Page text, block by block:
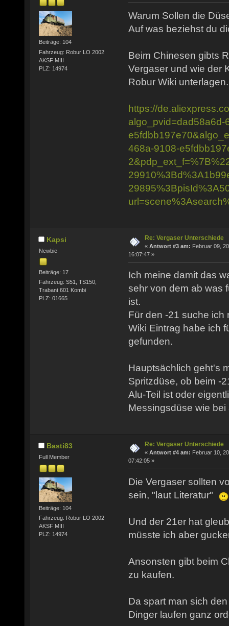
Beiträge: 104
Fahrzeug: Robur LO 2002
AKSF MIII
PLZ: 14974
Warum Sollen die
Auf was beziehst du
Beim Chinesen gibts
Vergaser und wie der
Robur Wiki unterlagen.
https://
algo_pvid=dad58a6d-
468a-9108-
Kapsi
Newbie
Beiträge: 17
Fahrzeug: S51, TS150,
Trabant 601 Kombi
PLZ: 01665
Re: Vergaser Unterschiede
« Antwort #3 am: Februar 09,
16:07:47 »
Ich meine damit das
sehr von dem ab was
ist.
Für den -21 suche ich
Wiki Eintrag habe ich
gefunden.
Hauptsächlich geht's
Spritzdüse, ob beim -
Alu-Teil ist oder
Messingsdüse wie
Basti83
Full Member
Beiträge: 104
Fahrzeug: Robur LO 2002
AKSF MIII
PLZ: 14974
Re: Vergaser Unterschiede
« Antwort #4 am: Februar 10,
07:42:05 »
Die Vergaser sollten
sein, "laut Literatur"
Und der 21er hat
müsste ich aber
Ansonsten gibt beim
zu kaufen.
Da spart man sich
Dinger laufen ganz